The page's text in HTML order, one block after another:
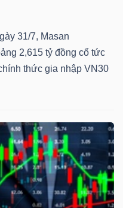
31/7, Masan
2,615 tỷ đồng cổ tức
thức gia nhập VN30